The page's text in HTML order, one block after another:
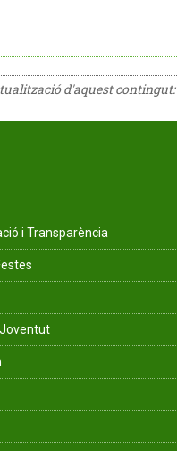
d'aquest contingut:
i Transparència